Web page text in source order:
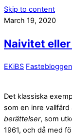
Skip to content
March 19, 2020
Naivitet
EKiBS Fastebloggen
Det klassiska
som en inre
berättelser, som
1961, och då med